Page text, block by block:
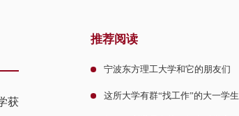
获
推荐阅读
宁波东方理工大学和它的朋友们
这所大学有群“找工作”的大一学生